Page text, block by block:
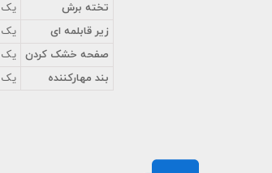
تخته برش
یک
زیر قابلمه ای
یک
صفحه خشک کردن
یک
بند مهارکننده
یک